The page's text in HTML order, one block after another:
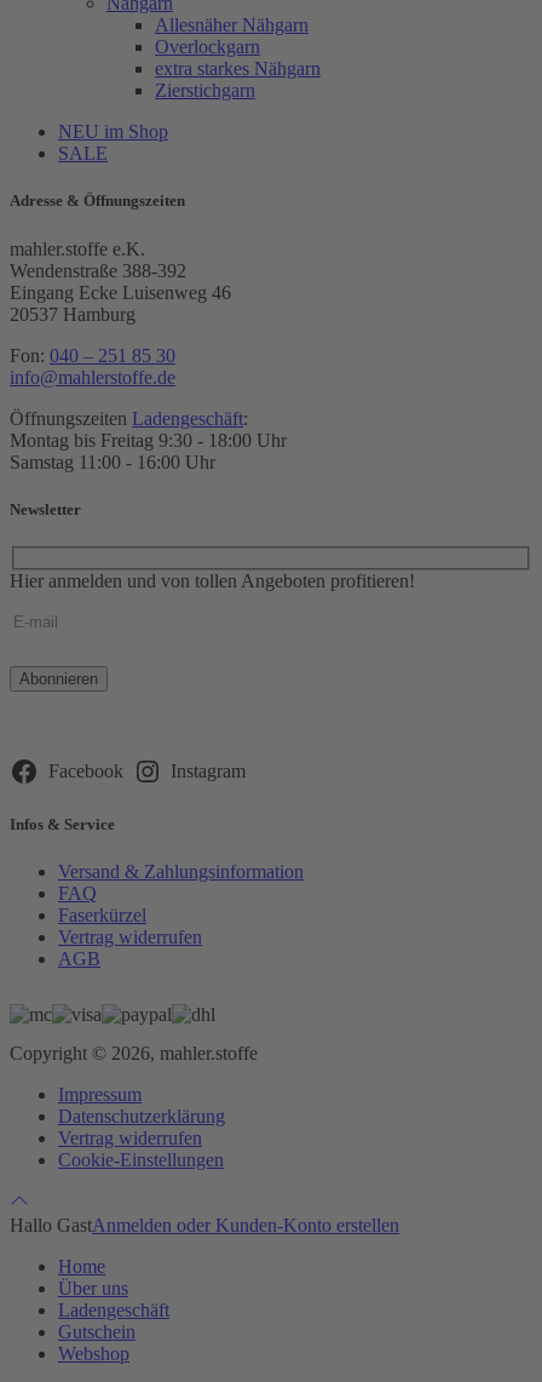
Allesnäher Nähgarn
Overlockgarn
extra starkes Nähgarn
Zierstichgarn
NEU im Shop
SALE
Adresse & Öffnungszeiten
mahler.stoffe e.K.
Wendenstraße 388-392
Eingang Ecke Luisenweg 46
20537 Hamburg
Fon: 040 – 251 85 30
info@mahlerstoffe.de
Öffnungszeiten Ladengeschäft:
Montag bis Freitag 9:30 - 18:00 Uhr
Samstag 11:00 - 16:00 Uhr
Newsletter
Hier anmelden und von tollen Angeboten profitieren!
Bitte
lasse
leer.
Facebook Instagram
Infos & Service
Versand & Zahlungsinformation
FAQ
Faserkürzel
Vertrag widerrufen
AGB
Copyright © 2026, mahler.stoffe
Impressum
Datenschutzerklärung
Vertrag widerrufen
Cookie-Einstellungen
Hallo GastAnmelden oder Kunden-Konto erstellen
Home
Über uns
Ladengeschäft
Gutschein
Webshop